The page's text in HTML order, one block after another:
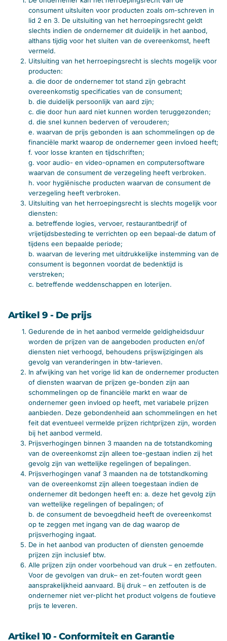
consument uitsluiten voor producten zoals om-schreven in
lid 2 en 3. De uitsluiting van het herroepingsrecht geldt
slechts indien de ondernemer dit duidelijk in het aanbod,
althans tijdig voor het sluiten van de overeenkomst, heeft
vermeld.
Uitsluiting van het herroepingsrecht is slechts mogelijk voor
producten:
a. die door de ondernemer tot stand zijn gebracht
overeenkomstig specificaties van de consument;
b. die duidelijk persoonlijk van aard zijn;
c. die door hun aard niet kunnen worden teruggezonden;
d. die snel kunnen bederven of verouderen;
e. waarvan de prijs gebonden is aan schommelingen op de
financiële markt waarop de ondernemer geen invloed heeft;
f. voor losse kranten en tijdschriften;
g. voor audio- en video-opnamen en computersoftware
waarvan de consument de verzegeling heeft verbroken.
h. voor hygiënische producten waarvan de consument de
verzegeling heeft verbroken.
Uitsluiting van het herroepingsrecht is slechts mogelijk voor
diensten:
a. betreffende logies, vervoer, restaurantbedrijf of
vrijetijdsbesteding te verrichten op een bepaal-de datum of
tijdens een bepaalde periode;
b. waarvan de levering met uitdrukkelijke instemming van de
consument is begonnen voordat de bedenktijd is
verstreken;
c. betreffende weddenschappen en loterijen.
Artikel 9 - De prijs
Gedurende de in het aanbod vermelde geldigheidsduur
worden de prijzen van de aangeboden producten en/of
diensten niet verhoogd, behoudens prijswijzigingen als
gevolg van veranderingen in btw-tarieven.
In afwijking van het vorige lid kan de ondernemer producten
of diensten waarvan de prijzen ge-bonden zijn aan
schommelingen op de financiële markt en waar de
ondernemer geen invloed op heeft, met variabele prijzen
aanbieden. Deze gebondenheid aan schommelingen en het
feit dat eventueel vermelde prijzen richtprijzen zijn, worden
bij het aanbod vermeld.
Prijsverhogingen binnen 3 maanden na de totstandkoming
van de overeenkomst zijn alleen toe-gestaan indien zij het
gevolg zijn van wettelijke regelingen of bepalingen.
Prijsverhogingen vanaf 3 maanden na de totstandkoming
van de overeenkomst zijn alleen toegestaan indien de
ondernemer dit bedongen heeft en: a. deze het gevolg zijn
van wettelijke regelingen of bepalingen; of
b. de consument de bevoegdheid heeft de overeenkomst
op te zeggen met ingang van de dag waarop de
prijsverhoging ingaat.
De in het aanbod van producten of diensten genoemde
prijzen zijn inclusief btw.
Alle prijzen zijn onder voorbehoud van druk – en zetfouten.
Voor de gevolgen van druk– en zet-fouten wordt geen
aansprakelijkheid aanvaard. Bij druk – en zetfouten is de
ondernemer niet ver-plicht het product volgens de foutieve
prijs te leveren.
Artikel 10 - Conformiteit en Garantie